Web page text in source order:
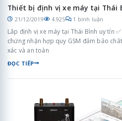
Thiết bị định vị xe máy tại Thái
21/12/2019 4.925 1 bình luận
Lắp định vị xe máy tại Thái Bình uy tín
chứng nhận hợp quy GSM đảm bảo
xác và an toàn
ĐỌC TIẾP